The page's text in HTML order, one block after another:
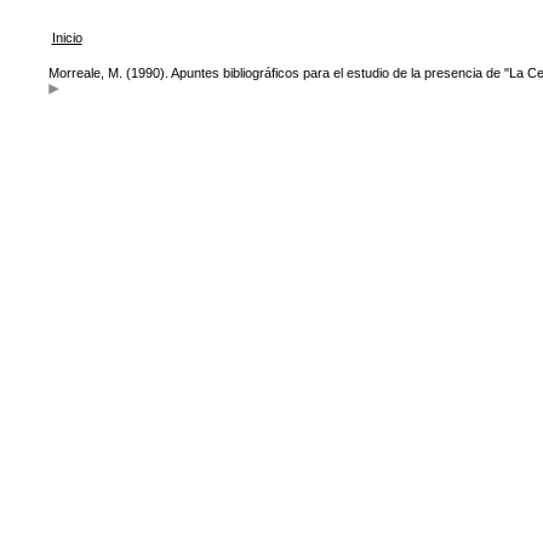
Inicio
Morreale, M. (1990). Apuntes bibliográficos para el estudio de la presencia de "La